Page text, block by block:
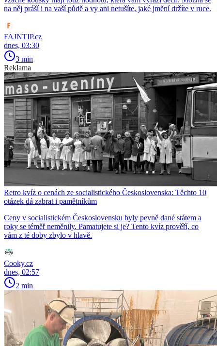
na něj práší i na vaší půdě a vy ani netušíte, jaké jmění držíte v ruce.
FAJNTIP.cz
dnes, 03:30
3 min
Reklama
Retro kvíz o cenách ze socialistického Československa: Těchto 10
otázek dá zabrat i pamětníkům
Ceny v socialistickém Československu byly pevně dané státem a
roky se téměř neměnily. Pamatujete si je? Tento kvíz prověří, co
vám z té doby zbylo v hlavě.
Cooky.cz
dnes, 02:57
2 min